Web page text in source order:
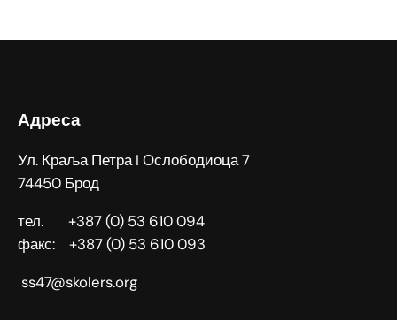
Адреса
Ул. Краља Петра I Ослободиоца 7
74450 Брод
тел. +387 (0) 53 610 094
факс: +387 (0) 53 610 093
ss47@skolers.org